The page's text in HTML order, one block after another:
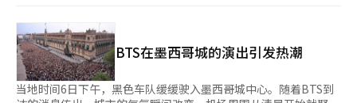
继续维持现有的冻结政策的空间变得更加狭窄。1.7%的数字不仅
仅是简单的增长率，而是表明韩国银行面临的环境已不再允许其继
续维持现有的冻结政策。尽管基准利率的上调已不可避免，但对弱
势借款人和融资条件恶化的企业，仍需配套政策措施。5月的金融
货币委员会的消息，可能不仅是经济诊断的结果，更是漫长的冻结
万辆。为此，工厂将于9月开始实施两班制，并计划到年底再增加
2000名员工，使员工总数翻倍。HMGMA首席运营官米布伦特·斯
特夫在当地媒体上表示：“我们能够同时生产EV和HEV，计划额外
生产50万辆。” 现代汽车和起亚去年在美国的销售总量为183万
6172辆，其中HEV的销量同比增长48.8%，达到33万1023辆。由
于去年9月《通货膨胀削减法案》（IRA）的废除，美国市场正在
和改善石油流通结构为名的对策，实际上在现场并未得到应用，反
而造成了混乱。 上个月9日签署的共生协议的核心内容主要有两
个：将原有的全量购买合同改为“承诺购买60%以上”的混合合
同，以及原则上取消加油站最为不满的事后结算制，但在加油站请
求时仍可允许。 然而，炼油行业对此协议的看法是，与以往交易
BTS在墨西哥城的演出引发热潮
当地时间6日下午，黑色车队缓缓驶入墨西哥城中心。随着BTS到